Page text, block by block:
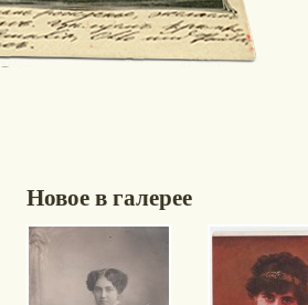
Новое в галерее